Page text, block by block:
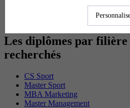
Les diplômes par filière
recherchés
CS Sport
Master Sport
MBA Marketing
Master Management